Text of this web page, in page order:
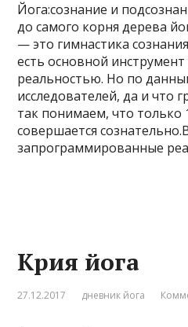
Йога:сознание и
до самого корня дерева
— это гимнастика
есть основной
реальностью. Но по
исследователей, да и что
так понимаем, что только
совершается
запрограммированные
Крия йога
27.12.2017 дневник йога